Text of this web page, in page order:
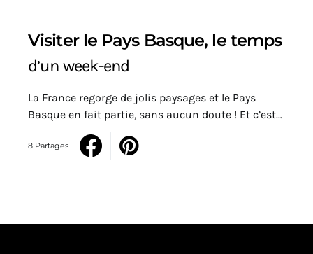
Visiter le Pays Basque, le temps
d’un week-end
La France regorge de jolis paysages et le Pays
Basque en fait partie, sans aucun doute ! Et c’est…
8 Partages